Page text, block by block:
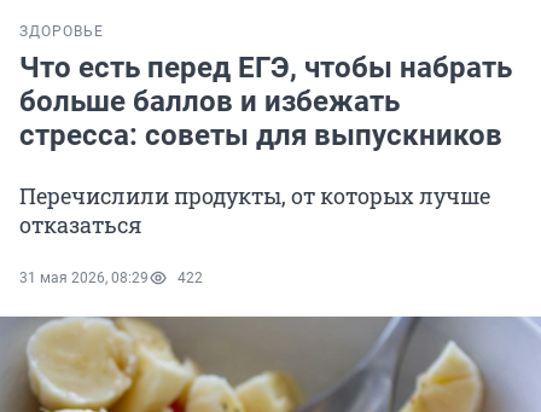
ЗДОРОВЬЕ
Что есть перед ЕГЭ, чтобы набрать
больше баллов и избежать
стресса: советы для выпускников
Перечислили продукты, от которых лучше
отказаться
31 мая 2026, 08:29 422